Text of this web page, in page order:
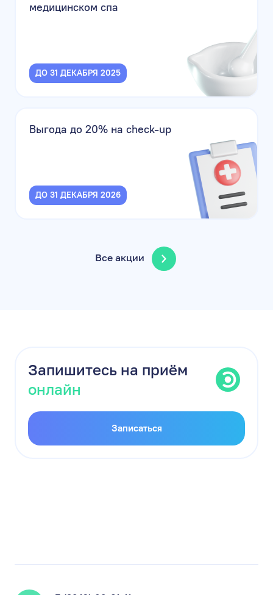
медицинском спа
ДО 31 ДЕКАБРЯ 2025
Выгода до 20% на check-up
ДО 31 ДЕКАБРЯ 2026
Все акции
Запишитесь на приём
онлайн
Записаться